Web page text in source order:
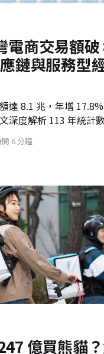
電商交易額破
鏈與服務型
達 8.1 兆，年增
深度解析 113 年統計
遊與金融整合。
6 分鐘
億買熊貓